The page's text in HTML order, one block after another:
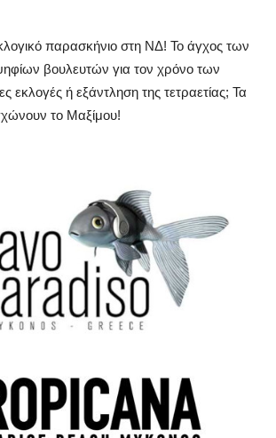
παρασκήνιο στη ΝΔ! Το άγχος των
βουλευτών για τον χρόνο των
ή εξάντληση της τετραετίας; Τα
το Μαξίμου!